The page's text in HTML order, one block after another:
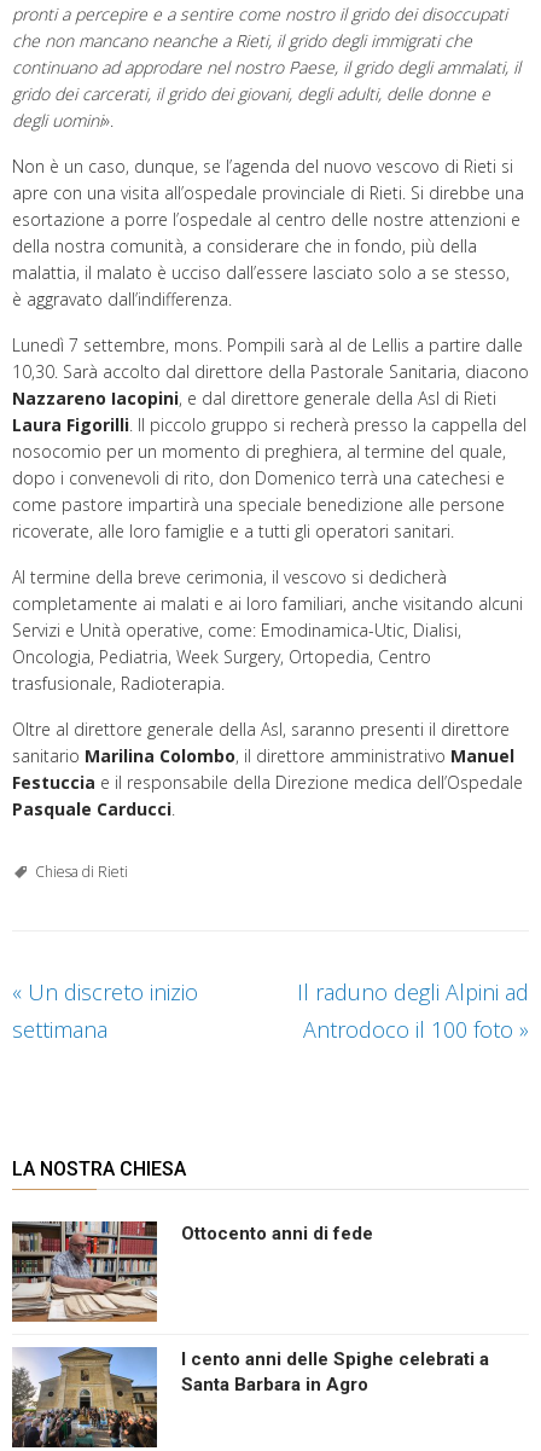
pronti a percepire e a sentire come nostro il grido dei disoccupati
che non mancano neanche a Rieti, il grido degli immigrati che
continuano ad approdare nel nostro Paese, il grido degli ammalati, il
grido dei carcerati, il grido dei giovani, degli adulti, delle donne e
degli uomini».
Non è un caso, dunque, se l’agenda del nuovo vescovo di Rieti si
apre con una visita all’ospedale provinciale di Rieti. Si direbbe una
esortazione a porre l’ospedale al centro delle nostre attenzioni e
della nostra comunità, a considerare che in fondo, più della
malattia, il malato è ucciso dall’essere lasciato solo a se stesso,
è aggravato dall’indifferenza.
Lunedì 7 settembre, mons. Pompili sarà al de Lellis a partire dalle
10,30. Sarà accolto dal direttore della Pastorale Sanitaria, diacono
Nazzareno Iacopini, e dal direttore generale della Asl di Rieti
Laura Figorilli. Il piccolo gruppo si recherà presso la cappella del
nosocomio per un momento di preghiera, al termine del quale,
dopo i convenevoli di rito, don Domenico terrà una catechesi e
come pastore impartirà una speciale benedizione alle persone
ricoverate, alle loro famiglie e a tutti gli operatori sanitari.
Al termine della breve cerimonia, il vescovo si dedicherà
completamente ai malati e ai loro familiari, anche visitando alcuni
Servizi e Unità operative, come: Emodinamica-Utic, Dialisi,
Oncologia, Pediatria, Week Surgery, Ortopedia, Centro
trasfusionale, Radioterapia.
Oltre al direttore generale della Asl, saranno presenti il direttore
sanitario Marilina Colombo, il direttore amministrativo Manuel
Festuccia e il responsabile della Direzione medica dell’Ospedale
Pasquale Carducci.
Chiesa di Rieti
« Un discreto inizio
settimana
Il raduno degli Alpini ad
Antrodoco il 100 foto »
LA NOSTRA CHIESA
Ottocento anni di fede
I cento anni delle Spighe celebrati a
Santa Barbara in Agro